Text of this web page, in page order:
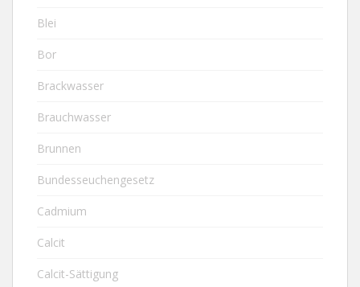
Blei
Bor
Brackwasser
Brauchwasser
Brunnen
Bundesseuchengesetz
Cadmium
Calcit
Calcit-Sättigung